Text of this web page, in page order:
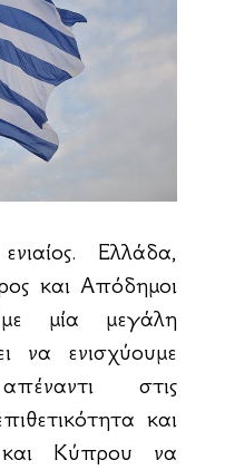
Ελλάδα,
και Απόδημοι
μία μεγάλη
να ενισχύουμε
στις
και
Κύπρου να